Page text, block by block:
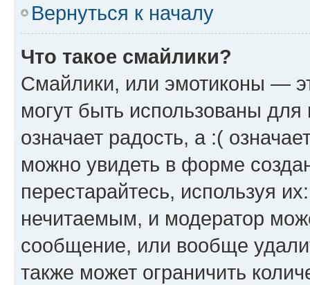
Вернуться к началу
Что такое смайлики?
Смайлики, или эмотиконы —
могут быть использованы
означает радость, а :(
можно увидеть в форме
перестарайтесь, используя
нечитаемым, и модератор
сообщение, или вообще
также может ограничить